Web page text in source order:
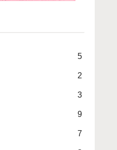
5
2
3
9
7